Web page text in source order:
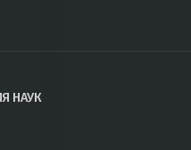
НАУК